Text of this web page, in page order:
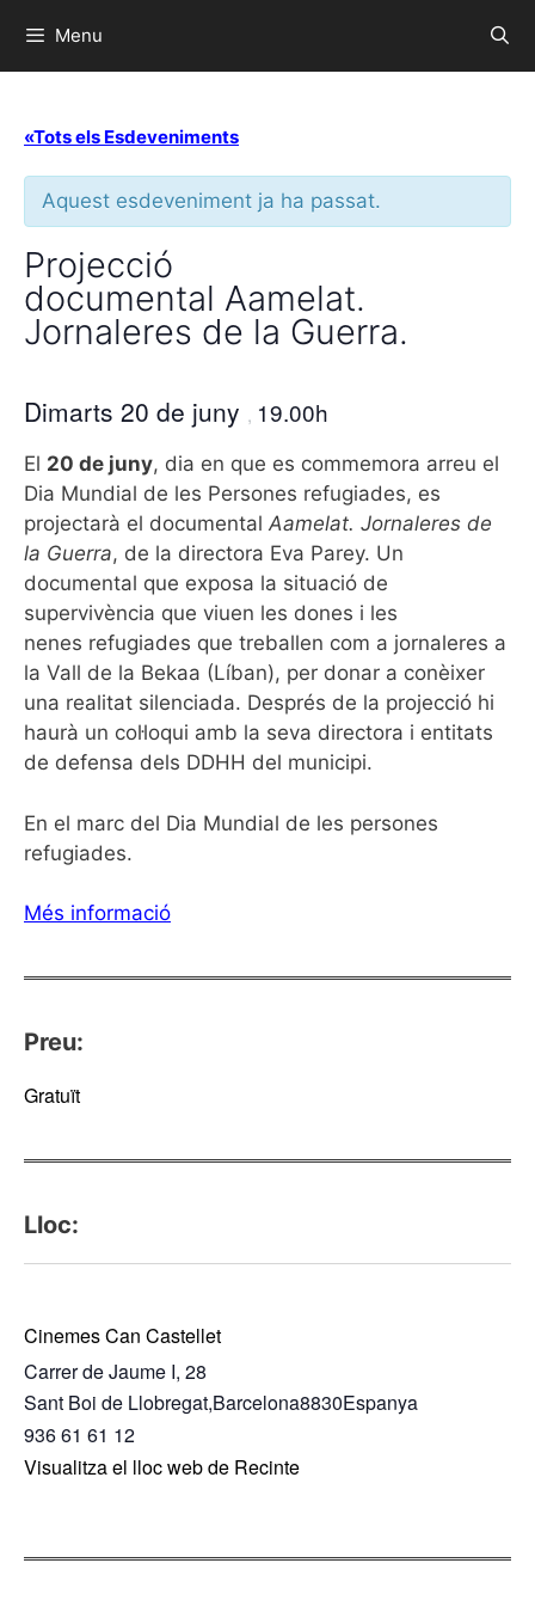
Menu
«Tots els Esdeveniments
Aquest esdeveniment ja ha passat.
Projecció
documental Aamelat.
Jornaleres de la Guerra.
Dimarts 20 de juny , 19.00h
El 20 de juny, dia en que es commemora arreu el
Dia Mundial de les Persones refugiades, es
projectarà el documental Aamelat. Jornaleres de
la Guerra, de la directora Eva Parey. Un
documental que exposa la situació de
supervivència que viuen les dones i les
nenes refugiades que treballen com a jornaleres a
la Vall de la Bekaa (Líban), per donar a conèixer
una realitat silenciada. Després de la projecció hi
haurà un col·loqui amb la seva directora i entitats
de defensa dels DDHH del municipi.
En el marc del Dia Mundial de les persones
refugiades.
Més informació
Preu:
Gratuït
Lloc:
Cinemes Can Castellet
Carrer de Jaume I, 28
Sant Boi de Llobregat,Barcelona8830Espanya
936 61 61 12
Visualitza el lloc web de Recinte